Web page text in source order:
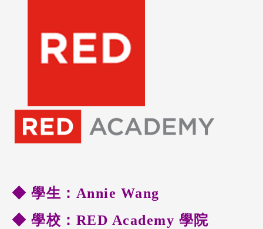
◆ 學生：Annie Wang
◆ 學校：RED Academy 學院